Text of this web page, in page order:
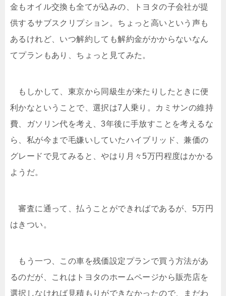
金もオイル交換も全てが込みの、トヨタの子会社が提
供するサブスクリプション。ちょっと高いという声も
あるけれど、いつ解約しても解約金がかからないなん
てプランもあり、ちょっと見てみた。
もしかして、東京から同級生が来たりしたときに便
利かなということで、選択は7人乗り。カミサンの維持
費、ガソリン代を考え、3年後に手放すことを考えるな
ら、私が今まで毛嫌いしていたハイブリッド、兼価の
グレードで見てみると、やはり月々5万円程度はかかる
ようだ。
審査に通って、払うことができればであるが、5万円
はきつい。
もう一つ、この車を残価設定プランで買う方法があ
るのだが、これはトヨタのホームページから販売店を
選択しなければ見積もりができなかったので、まだわ